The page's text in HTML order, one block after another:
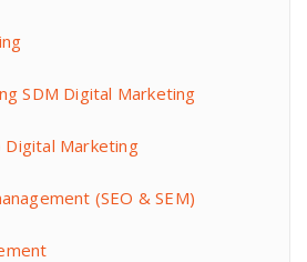
SDM Digital Marketing
Digital Marketing
(SEO & SEM)